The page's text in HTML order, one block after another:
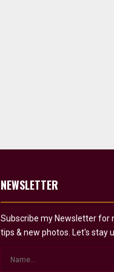
NEWSLETTER
Subscribe my Newsletter for
tips & new photos. Let's stay